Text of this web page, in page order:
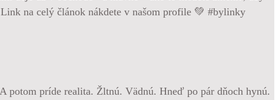
potom príde realita. Žltnú. Vädnú. Hneď po pár dňoch hynú.